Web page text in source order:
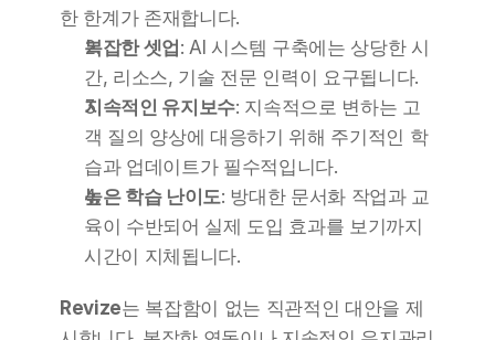
한 한계가 존재합니다.
복잡한 셋업 : AI 시스템 구축에는 상당한 시
간, 리소스, 기술 전문 인력이 요구됩니다.
지속적인 유지보수: 지속적으로 변하는 고
객 질의 양상에 대응하기 위해 주기적인 학
습과 업데이트가 필수적입니다.
높은 학습 난이도: 방대한 문서화 작업과 교
육이 수반되어 실제 도입 효과를 보기까지
시간이 지체됩니다.
Revize는 복잡함이 없는 직관적인 대안을 제